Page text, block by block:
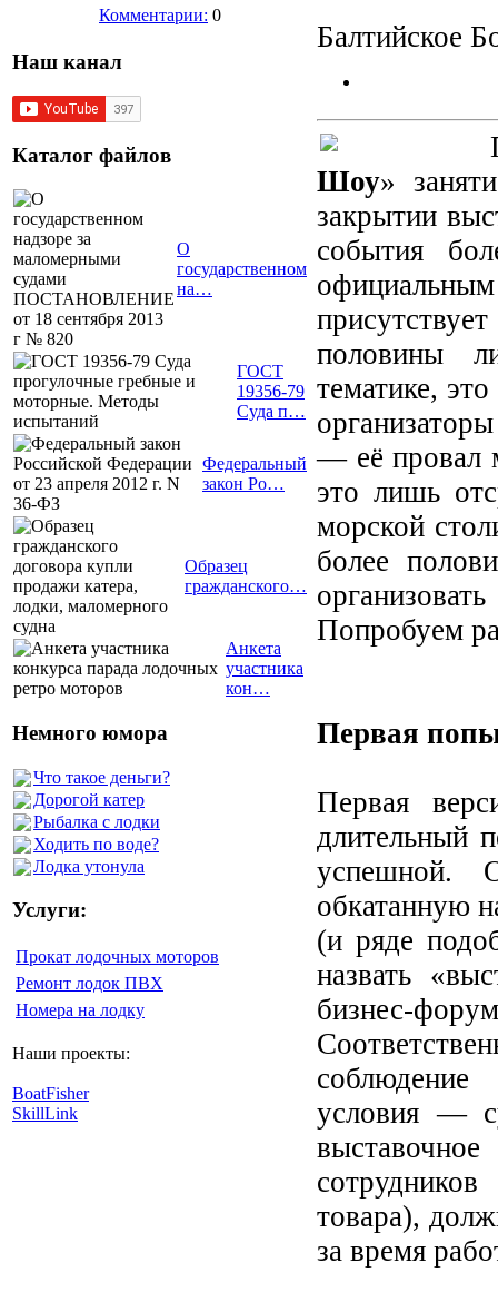
Комментарии: 0
Наш канал
Каталог файлов
О
государственном
на…
ГОСТ
19356-79
Суда п…
Федеральный
закон Ро…
Образец
гражданского…
Анкета
участника
кон…
Немного юмора
Что такое деньги?
Дорогой катер
Рыбалка с лодки
Ходить по воде?
Лодка утонула
Услуги:
Прокат лодочных моторов
Ремонт лодок ПВХ
Номера на лодку
Наши проекты:
BoatFisher
SkillLink
Балтийское
Шоу»
закрытии
события
половины
тематике,
— её провал
это лишь
морской
более
Попробуем
Первая
Первая
длительный
успешной.
обкатанную
(и ряде
назвать
бизнес-
соблюдение
условия —
товара),
за время